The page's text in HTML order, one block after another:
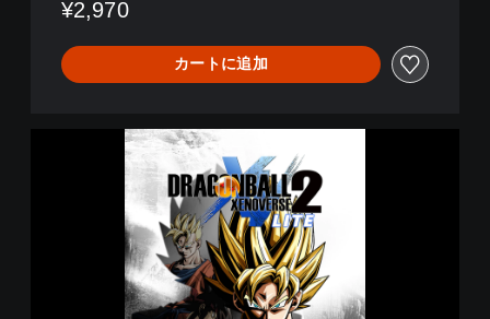
¥2,970
カートに追加